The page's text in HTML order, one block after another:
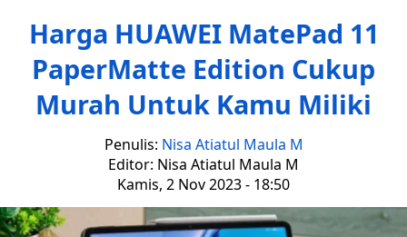
Harga HUAWEI MatePad 11
PaperMatte Edition Cukup
Murah Untuk Kamu Miliki
Penulis: Nisa Atiatul Maula M
Editor: Nisa Atiatul Maula M
Kamis, 2 Nov 2023 - 18:50